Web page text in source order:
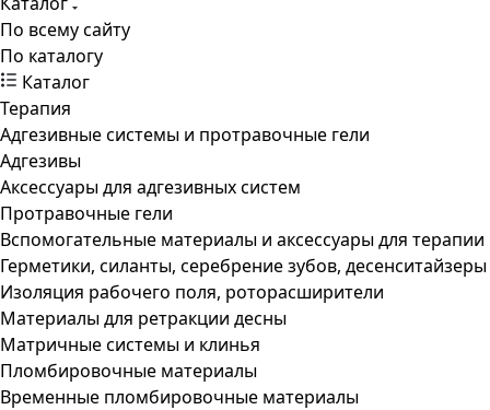
По всему сайту
По каталогу
Каталог
Терапия
Адгезивные системы и протравочные гели
Адгезивы
Аксессуары для адгезивных систем
Протравочные гели
Вспомогательные материалы и аксессуары для терапии
Герметики, силанты, серебрение зубов, десенситайзеры
Изоляция рабочего поля, роторасширители
Материалы для ретракции десны
Матричные системы и клинья
Пломбировочные материалы
Временные пломбировочные материалы